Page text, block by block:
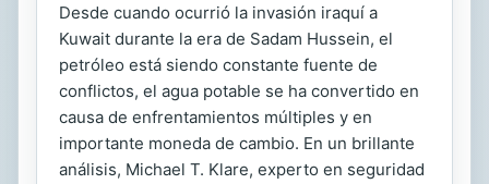
Desde cuando ocurrió la invasión iraquí a
Kuwait durante la era de Sadam Hussein, el
petróleo está siendo constante fuente de
conflictos, el agua potable se ha convertido en
causa de enfrentamientos múltiples y en
importante moneda de cambio. En un brillante
análisis, Michael T. Klare, experto en seguridad